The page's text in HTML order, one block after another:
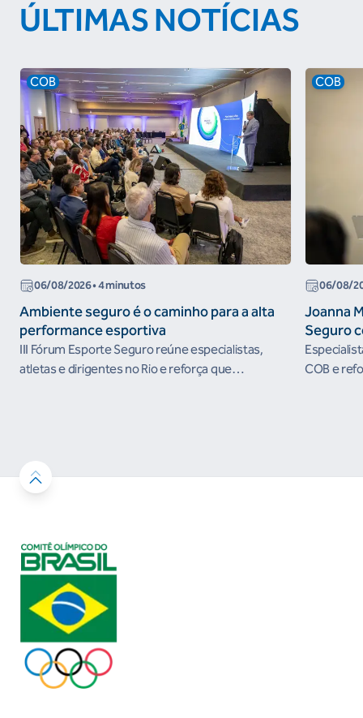
ÚLTIMAS NOTÍCIAS
COB
06/08/2026• 4 minutos
Ambiente seguro é o caminho para a alta
performance esportiva
III Fórum Esporte Seguro reúne especialistas,
atletas e dirigentes no Rio e reforça que
COB
06/08/
Joanna
Seguro
COB e